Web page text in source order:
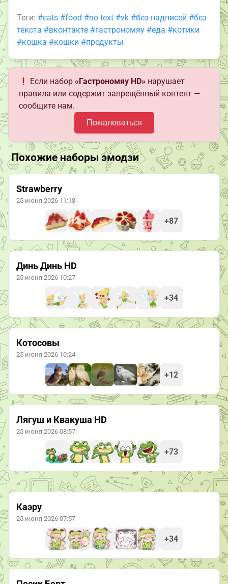
Теги: #cats #food #no text #vk #без надписей #без
текста #вконтакте #гастрономяу #еда #котики
#кошка #кошки #продукты
Если набор«Гастрономяу HD» нарушает
правила или содержит запрещённый контент —
сообщите нам.
Пожаловаться
Похожие наборы эмодзи
Strawberry
25 июня 2026 11:18
+87
Динь Динь HD
25 июня 2026 10:27
+34
Котосовы
25 июня 2026 10:24
+12
Лягуш и Квакуша HD
25 июня 2026 08:57
+73
Каэру
25 июня 2026 07:57
+34